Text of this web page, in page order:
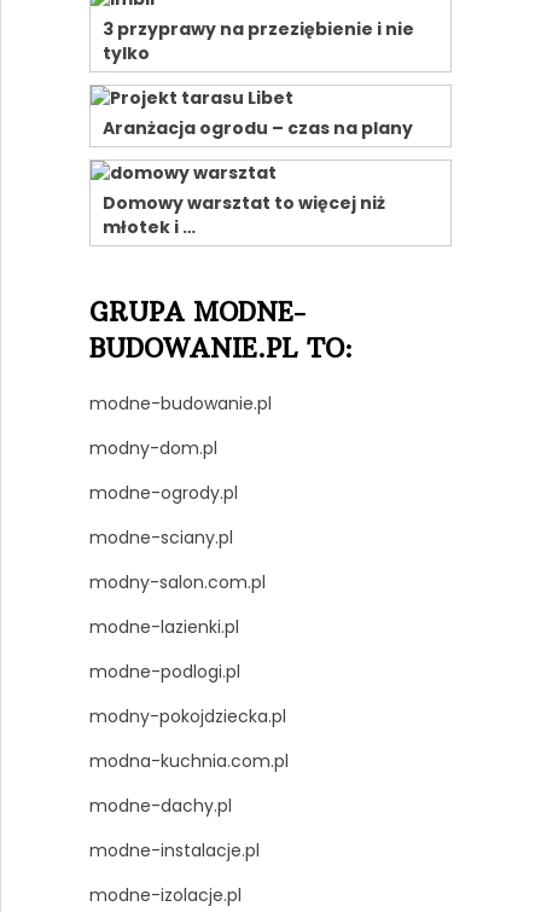
3 przyprawy na przeziębienie i nie
tylko
Aranżacja ogrodu – czas na plany
Domowy warsztat to więcej niż
młotek i …
GRUPA MODNE-
BUDOWANIE.PL TO:
modne-budowanie.pl
modny-dom.pl
modne-ogrody.pl
modne-sciany.pl
modny-salon.com.pl
modne-lazienki.pl
modne-podlogi.pl
modny-pokojdziecka.pl
modna-kuchnia.com.pl
modne-dachy.pl
modne-instalacje.pl
modne-izolacje.pl